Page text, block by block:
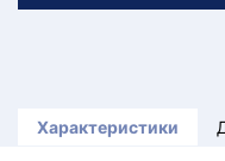
Характеристики